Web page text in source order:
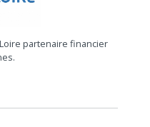
partenaire financier